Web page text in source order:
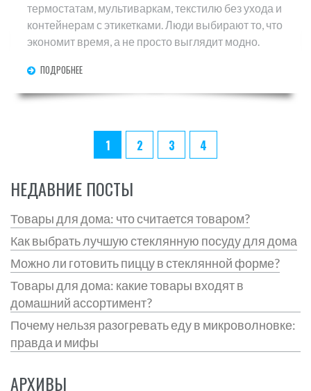
термостатам, мультиваркам, текстилю без ухода и
контейнерам с этикетками. Люди выбирают то, что
экономит время, а не просто выглядит модно.
ПОДРОБНЕЕ
1 2 3 4
НЕДАВНИЕ ПОСТЫ
Товары для дома: что считается товаром?
Как выбрать лучшую стеклянную посуду для дома
Можно ли готовить пиццу в стеклянной форме?
Товары для дома: какие товары входят в
домашний ассортимент?
Почему нельзя разогревать еду в микроволновке:
правда и мифы
АРХИВЫ